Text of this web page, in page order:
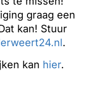
graag een
kan! Stuur
.
kan hier.